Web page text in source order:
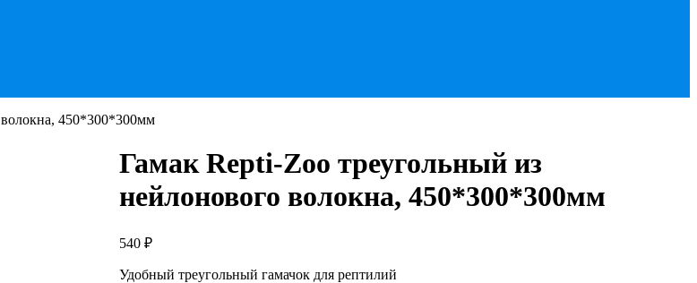
450*300*300мм
Гамак Repti-Zoo треугольный из
нейлонового волокна, 450*300*300мм
540 ₽
Удобный треугольный гамачок для рептилий